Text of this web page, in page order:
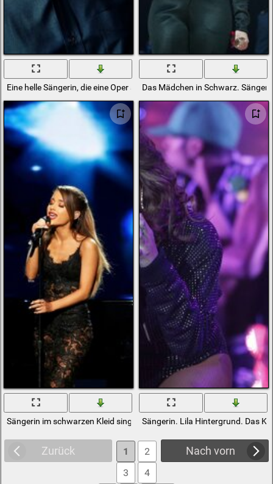
Eine helle Sängerin, die eine Oper singtDas Mädchen in Schwarz.
Sängerin im schwarzen Kleid singt Sängerin. Lila Hintergrund. Das
Zurück Nach vorn
1
2
3
4